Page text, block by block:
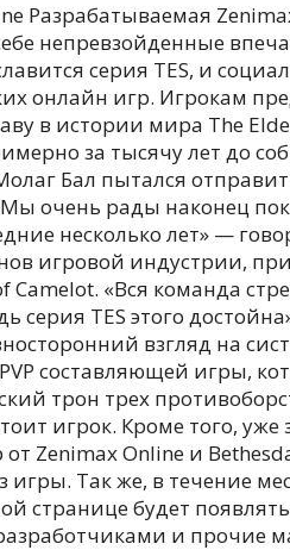
Разрабатываемая
непревзойденные
серия TES, и
онлайн игр. Игрокам
в истории мира The
за тысячу лет до
Бал пытался
очень рады наконец
несколько лет» —
игровой индустрии,
Camelot. «Вся команда
TES этого
взгляд на
составляющей игры,
трон трех
игрок. Кроме того, уже
Zenimax Online и
Так же, в течение
странице будет
и прочие